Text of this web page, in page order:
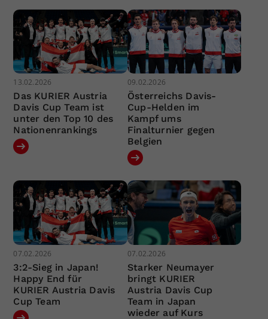
13.02.2026
Das KURIER Austria
Davis Cup Team ist
unter den Top 10 des
Nationenrankings
09.02.2026
Österreichs Davis-
Cup-Helden im
Kampf ums
Finalturnier gegen
Belgien
07.02.2026
3:2-Sieg in Japan!
Happy End für
KURIER Austria Davis
Cup Team
07.02.2026
Starker Neumayer
bringt KURIER
Austria Davis Cup
Team in Japan
wieder auf Kurs